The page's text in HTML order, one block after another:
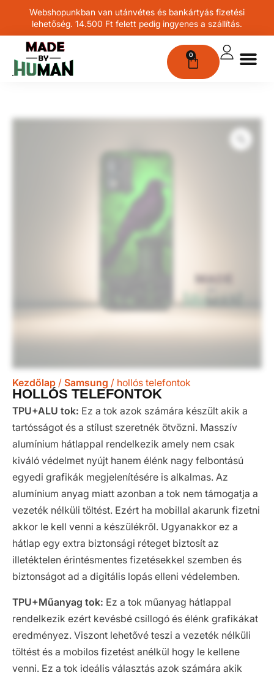
Webshopunkban van utánvétes és bankártyás fizetési
lehetőség. 14.500 Ft felett pedig ingyenes a szállítás.
0
Kezdőlap / Samsung / hollós telefontok
HOLLÓS TELEFONTOK
TPU+ALU tok: Ez a tok azok számára készült akik a
tartósságot és a stílust szeretnék ötvözni. Masszív
alumínium hátlappal rendelkezik amely nem csak
kiváló védelmet nyújt hanem élénk nagy felbontású
egyedi grafikák megjelenítésére is alkalmas. Az
alumínium anyag miatt azonban a tok nem támogatja a
vezeték nélküli töltést. Ezért ha mobillal akarunk fizetni
akkor le kell venni a készülékről. Ugyanakkor ez a
hátlap egy extra biztonsági réteget biztosít az
illetéktelen érintésmentes fizetésekkel szemben és
biztonságot ad a digitális lopás elleni védelemben.
TPU+Műanyag tok: Ez a tok műanyag hátlappal
rendelkezik ezért kevésbé csillogó és élénk grafikákat
eredményez. Viszont lehetővé teszi a vezeték nélküli
töltést és a mobilos fizetést anélkül hogy le kellene
venni. Ez a tok ideális választás azok számára akik